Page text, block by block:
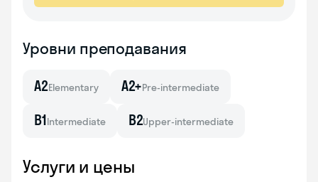
Уровни преподавания
A2Elementary A2+Pre-intermediate
B1Intermediate B2Upper-intermediate
Услуги и цены